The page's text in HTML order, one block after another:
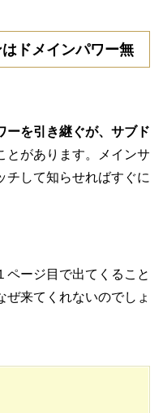
ドメインパワー無
ーを引き継ぐが、サブド
とがあります。メインサ
チして知らせればすぐに
ページ目で出てくること
ぜ来てくれないのでしょ